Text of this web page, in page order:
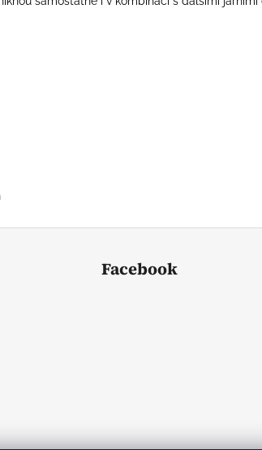
Facebook